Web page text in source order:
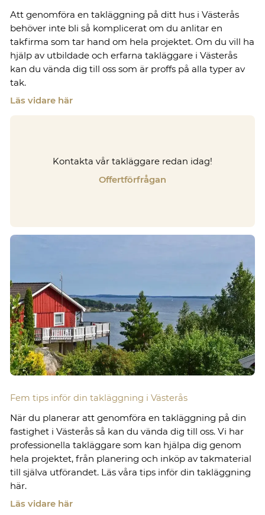
Att genomföra en takläggning på ditt hus i Västerås
behöver inte bli så komplicerat om du anlitar en
takfirma som tar hand om hela projektet. Om du vill ha
hjälp av utbildade och erfarna takläggare i Västerås
kan du vända dig till oss som är proffs på alla typer av
tak.
Läs vidare här
Kontakta vår takläggare redan idag!
Offertförfrågan
Fem tips inför din takläggning i Västerås
När du planerar att genomföra en takläggning på din
fastighet i Västerås så kan du vända dig till oss. Vi har
professionella takläggare som kan hjälpa dig genom
hela projektet, från planering och inköp av takmaterial
till själva utförandet. Läs våra tips inför din takläggning
här.
Läs vidare här